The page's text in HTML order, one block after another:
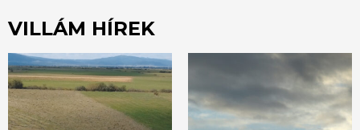
VILLÁM HÍREK